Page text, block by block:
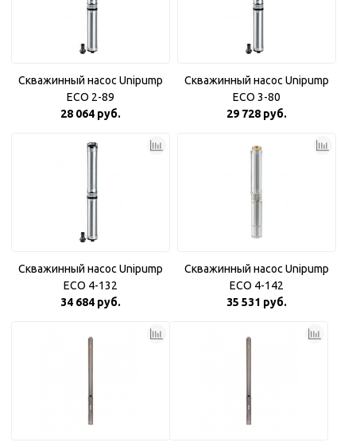
Скважинный насос Unipump
ECO 2-89
28 064 руб.
Скважинный насос Unipump
ECO 3-80
29 728 руб.
Скважинный насос Unipump
ECO 4-132
34 684 руб.
Скважинный насос Unipump
ECO 4-142
35 531 руб.